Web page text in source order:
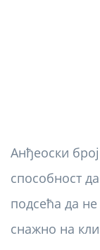
Анђеоски
способност
подсећа да
снажно на